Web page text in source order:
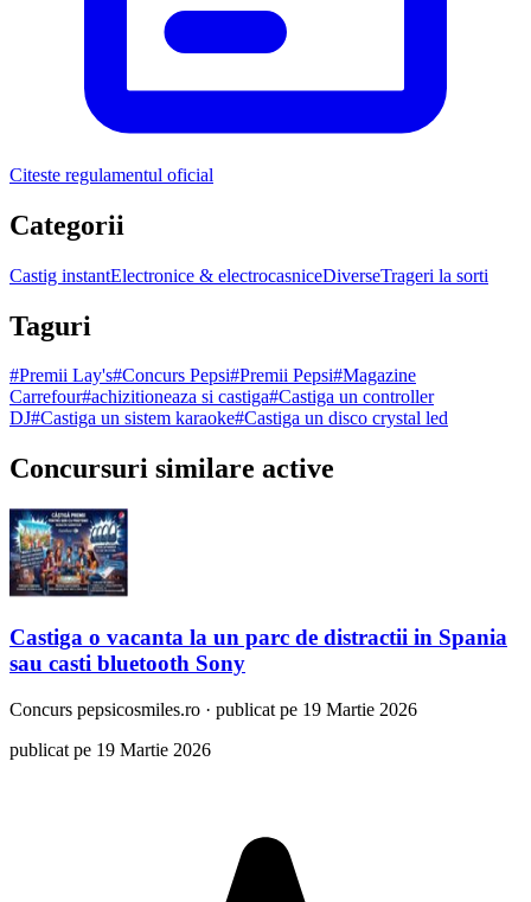
Citeste regulamentul oficial
Categorii
Castig instantElectronice & electrocasniceDiverseTrageri la sorti
Taguri
#Premii Lay's#Concurs Pepsi#Premii Pepsi#Magazine
Carrefour#achizitioneaza si castiga#Castiga un controller
DJ#Castiga un sistem karaoke#Castiga un disco crystal led
Concursuri similare active
Castiga o vacanta la un parc de distractii in Spania
sau casti bluetooth Sony
Concurs pepsicosmiles.ro · publicat pe 19 Martie 2026
publicat pe 19 Martie 2026